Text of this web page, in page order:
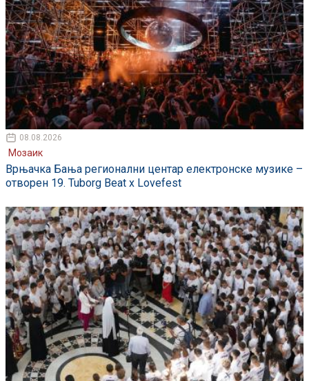
08.08.2026
Мозаик
Врњачка Бања регионални центар електронске музике –
отворен 19. Tuborg Beat x Lovefest